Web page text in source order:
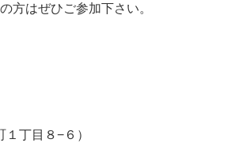
方はぜひご参加下さい。
丁目８−６）